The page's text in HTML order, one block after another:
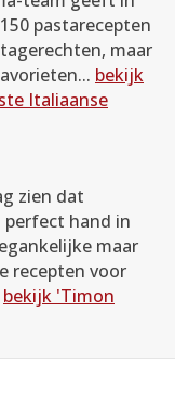
pastarecepten
maar
bekijk
Italiaanse
zien dat
hand in
maar
recepten voor
bekijk 'Timon